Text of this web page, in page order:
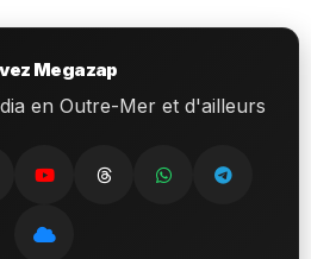
Megazap
en Outre-Mer et d'ailleurs